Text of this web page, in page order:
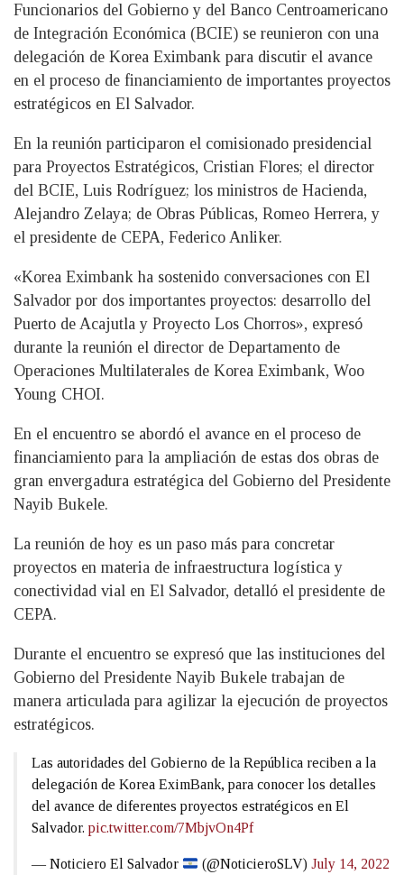
Funcionarios del Gobierno y del Banco Centroamericano
de Integración Económica (BCIE) se reunieron con una
delegación de Korea Eximbank para discutir el avance
en el proceso de financiamiento de importantes proyectos
estratégicos en El Salvador.
En la reunión participaron el comisionado presidencial
para Proyectos Estratégicos, Cristian Flores; el director
del BCIE, Luis Rodríguez; los ministros de Hacienda,
Alejandro Zelaya; de Obras Públicas, Romeo Herrera, y
el presidente de CEPA, Federico Anliker.
«Korea Eximbank ha sostenido conversaciones con El
Salvador por dos importantes proyectos: desarrollo del
Puerto de Acajutla y Proyecto Los Chorros», expresó
durante la reunión el director de Departamento de
Operaciones Multilaterales de Korea Eximbank, Woo
Young CHOI.
En el encuentro se abordó el avance en el proceso de
financiamiento para la ampliación de estas dos obras de
gran envergadura estratégica del Gobierno del Presidente
Nayib Bukele.
La reunión de hoy es un paso más para concretar
proyectos en materia de infraestructura logística y
conectividad vial en El Salvador, detalló el presidente de
CEPA.
Durante el encuentro se expresó que las instituciones del
Gobierno del Presidente Nayib Bukele trabajan de
manera articulada para agilizar la ejecución de proyectos
estratégicos.
Las autoridades del Gobierno de la República reciben a la
delegación de Korea EximBank, para conocer los detalles
del avance de diferentes proyectos estratégicos en El
Salvador. pic.twitter.com/7MbjvOn4Pf
— Noticiero El Salvador (@NoticieroSLV)July 14, 2022